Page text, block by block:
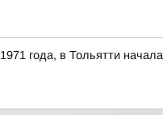
года, в Тольятти